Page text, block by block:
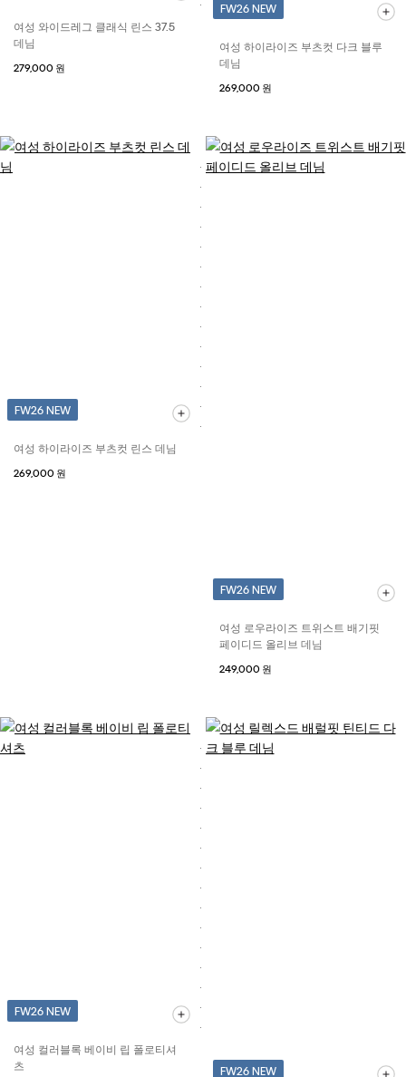
여성 와이드레그 클래식 린스 37.5
데님
279,000 원
FW26 NEW
여성 하이라이즈 부츠컷 다크 블루
데님
269,000 원
FW26 NEW
여성 하이라이즈 부츠컷 린스 데님
269,000 원
FW26 NEW
여성 로우라이즈 트위스트 배기핏
페이디드 올리브 데님
249,000 원
FW26 NEW
여성 컬러블록 베이비 립 폴로티셔
츠
FW26 NEW